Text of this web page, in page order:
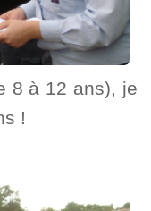
8 à 12 ans), je
!